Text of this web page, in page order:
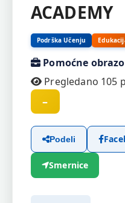
ACADEMY
Podrška Učenju
Pomoćne
Pregledano 105
–
Podeli
Smernice